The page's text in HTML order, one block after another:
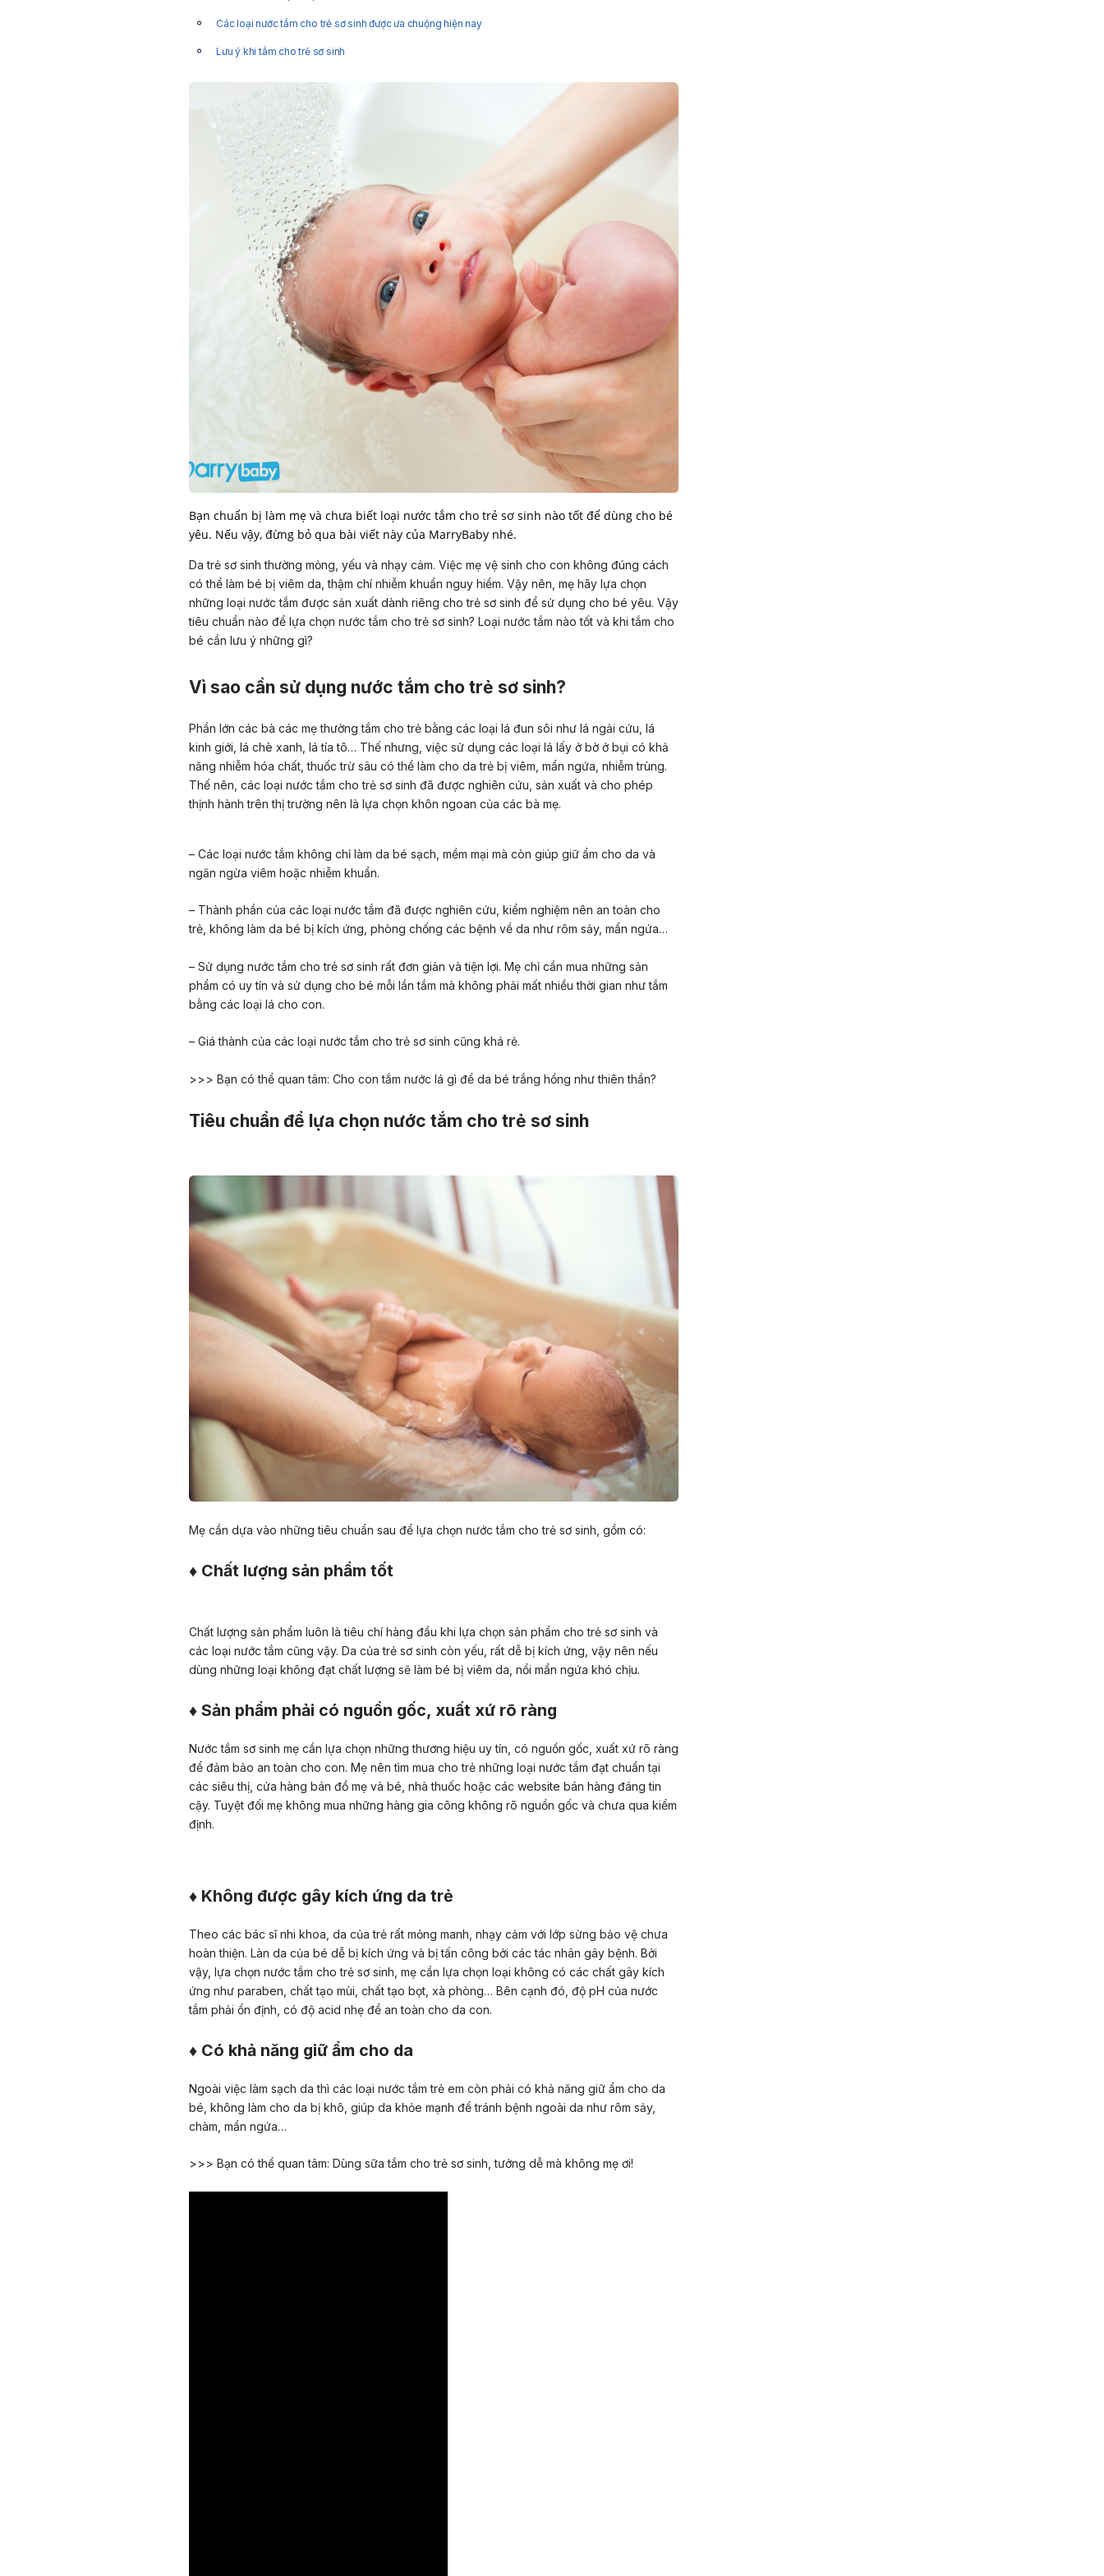
Các loại nước tắm cho trẻ sơ sinh được ưa chuộng hiện nay
Lưu ý khi tắm cho trẻ sơ sinh
Bạn chuẩn bị làm mẹ và chưa biết loại nước tắm cho trẻ sơ sinh nào tốt để dùng cho bé
yêu. Nếu vậy, đừng bỏ qua bài viết này của MarryBaby nhé.
Da trẻ sơ sinh thường mỏng, yếu và nhạy cảm. Việc mẹ vệ sinh cho con không đúng cách
có thể làm bé bị viêm da, thậm chí nhiễm khuẩn nguy hiểm. Vậy nên, mẹ hãy lựa chọn
những loại nước tắm được sản xuất dành riêng cho trẻ sơ sinh để sử dụng cho bé yêu. Vậy
tiêu chuẩn nào để lựa chọn nước tắm cho trẻ sơ sinh? Loại nước tắm nào tốt và khi tắm cho
bé cần lưu ý những gì?
Vì sao cần sử dụng nước tắm cho trẻ sơ sinh?
Phần lớn các bà các mẹ thường tắm cho trẻ bằng các loại lá đun sôi như lá ngải cứu, lá
kinh giới, lá chè xanh, lá tía tô… Thế nhưng, việc sử dụng các loại lá lấy ở bờ ở bụi có khả
năng nhiễm hóa chất, thuốc trừ sâu có thể làm cho da trẻ bị viêm, mẩn ngứa, nhiễm trùng.
Thế nên, các loại nước tắm cho trẻ sơ sinh đã được nghiên cứu, sản xuất và cho phép
thịnh hành trên thị trường nên là lựa chọn khôn ngoan của các bà mẹ.
– Các loại nước tắm không chỉ làm da bé sạch, mềm mại mà còn giúp giữ ẩm cho da và
ngăn ngừa viêm hoặc nhiễm khuẩn.
– Thành phần của các loại nước tắm đã được nghiên cứu, kiểm nghiệm nên an toàn cho
trẻ, không làm da bé bị kích ứng, phòng chống các bệnh về da như rôm sảy, mẩn ngứa…
– Sử dụng nước tắm cho trẻ sơ sinh rất đơn giản và tiện lợi. Mẹ chỉ cần mua những sản
phẩm có uy tín và sử dụng cho bé mỗi lần tắm mà không phải mất nhiều thời gian như tắm
bằng các loại lá cho con.
– Giá thành của các loại nước tắm cho trẻ sơ sinh cũng khá rẻ.
>>> Bạn có thể quan tâm: Cho con tắm nước lá gì để da bé trắng hồng như thiên thần?
Tiêu chuẩn để lựa chọn nước tắm cho trẻ sơ sinh
Mẹ cần dựa vào những tiêu chuẩn sau để lựa chọn nước tắm cho trẻ sơ sinh, gồm có:
♦ Chất lượng sản phẩm tốt
Chất lượng sản phẩm luôn là tiêu chí hàng đầu khi lựa chọn sản phẩm cho trẻ sơ sinh và
các loại nước tắm cũng vậy. Da của trẻ sơ sinh còn yếu, rất dễ bị kích ứng, vậy nên nếu
dùng những loại không đạt chất lượng sẽ làm bé bị viêm da, nổi mẩn ngứa khó chịu.
♦ Sản phẩm phải có nguồn gốc, xuất xứ rõ ràng
Nước tắm sơ sinh mẹ cần lựa chọn những thương hiệu uy tín, có nguồn gốc, xuất xứ rõ ràng
để đảm bảo an toàn cho con. Mẹ nên tìm mua cho trẻ những loại nước tắm đạt chuẩn tại
các siêu thị, cửa hàng bán đồ mẹ và bé, nhà thuốc hoặc các website bán hàng đáng tin
cậy. Tuyệt đối mẹ không mua những hàng gia công không rõ nguồn gốc và chưa qua kiểm
định.
♦ Không được gây kích ứng da trẻ
Theo các bác sĩ nhi khoa, da của trẻ rất mỏng manh, nhạy cảm với lớp sừng bảo vệ chưa
hoàn thiện. Làn da của bé dễ bị kích ứng và bị tấn công bởi các tác nhân gây bệnh. Bởi
vậy, lựa chọn nước tắm cho trẻ sơ sinh, mẹ cần lựa chọn loại không có các chất gây kích
ứng như paraben, chất tạo mùi, chất tạo bọt, xà phòng… Bên cạnh đó, độ pH của nước
tắm phải ổn định, có độ acid nhẹ để an toàn cho da con.
♦ Có khả năng giữ ẩm cho da
Ngoài việc làm sạch da thì các loại nước tắm trẻ em còn phải có khả năng giữ ẩm cho da
bé, không làm cho da bị khô, giúp da khỏe mạnh để tránh bệnh ngoài da như rôm sảy,
chàm, mẩn ngứa…
>>> Bạn có thể quan tâm: Dùng sữa tắm cho trẻ sơ sinh, tưởng dễ mà không mẹ ơi!